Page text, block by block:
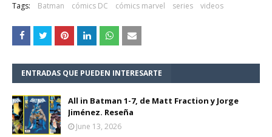
Tags: Batman cómics DC cómics marvel series videos
ENTRADAS QUE PUEDEN INTERESARTE
All in Batman 1-7, de Matt Fraction y Jorge
Jiménez. Reseña
June 13, 2026